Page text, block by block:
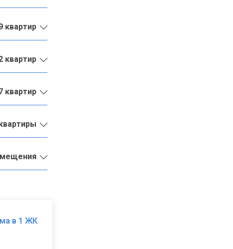
квартир
квартир
квартир
в 1 ЖК